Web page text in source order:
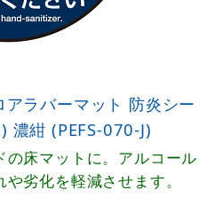
ラバーマット 防炎シー
濃紺 (PEFS-070-J)
床マットに。アルコール
劣化を軽減させます。